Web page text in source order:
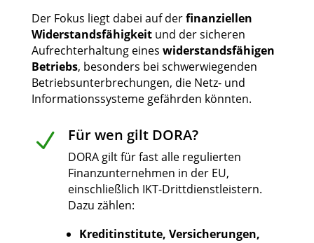
Der Fokus liegt dabei auf derfinanziellen
Widerstandsfähigkeitund der sicheren
Aufrechterhaltung eines widerstandsfähigen
Betriebs, besonders bei schwerwiegenden
Betriebsunterbrechungen, die Netz- und
Informationssysteme gefährden könnten.
N Für wen gilt DORA?
DORA gilt für fast alle regulierten
Finanzunternehmen in der EU,
einschließlich IKT-Drittdienstleistern.
Dazu zählen:
Kreditinstitute, Versicherungen,